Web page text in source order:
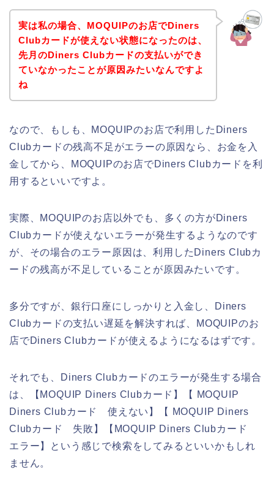
実は私の場合、MOQUIPのお店でDiners
Clubカードが使えない状態になったのは、
先月のDiners Clubカードの支払いができ
ていなかったことが原因みたいなんですよ
ね
なので、もしも、MOQUIPのお店で利用したDiners
Clubカードの残高不足がエラーの原因なら、お金を入
金してから、MOQUIPのお店でDiners Clubカードを利
用するといいですよ。
実際、MOQUIPのお店以外でも、多くの方がDiners
Clubカードが使えないエラーが発生するようなのです
が、その場合のエラー原因は、利用したDiners Clubカ
ードの残高が不足していることが原因みたいです。
多分ですが、銀行口座にしっかりと入金し、Diners
Clubカードの支払い遅延を解決すれば、MOQUIPのお
店でDiners Clubカードが使えるようになるはずです。
それでも、Diners Clubカードのエラーが発生する場合
は、【MOQUIP Diners Clubカード】【 MOQUIP
Diners Clubカード 使えない】【 MOQUIP Diners
Clubカード 失敗】【MOQUIP Diners Clubカード
エラー】という感じで検索をしてみるといいかもしれ
ません。